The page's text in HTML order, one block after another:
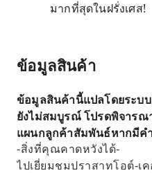
มากที่สุดในฝรั่งเศส!
ข้อมูลสินค้า
ข้อมูลสินค้านี้แปลโดยระบ
ยังไม่สมบูรณ์ โปรดพิจาร
แผนกลูกค้าสัมพันธ์หากมีค
-สิ่งที่คุณคาดหวังได้-
ไปเยี่ยมชมปราสาทโอต์-